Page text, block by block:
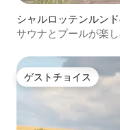
シャルロッテンルン
サウナとプールが楽
ゲストチョイス
ゲストチョイス